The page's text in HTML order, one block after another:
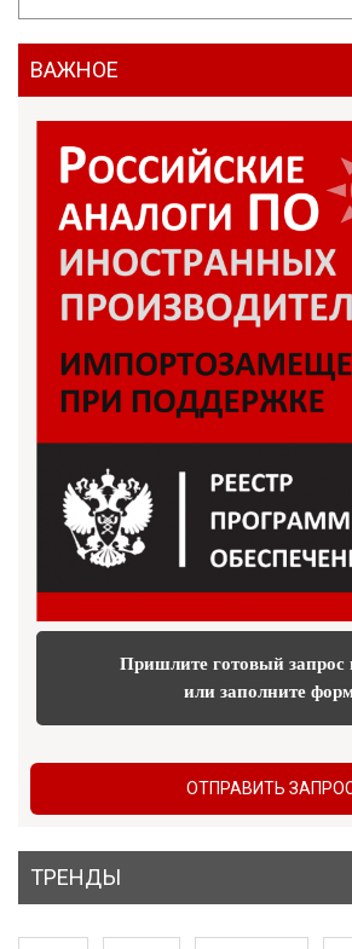
ВАЖНОЕ
Пришлите готовый запрос
или заполните
ОТПРАВИТЬ
ТРЕНДЫ